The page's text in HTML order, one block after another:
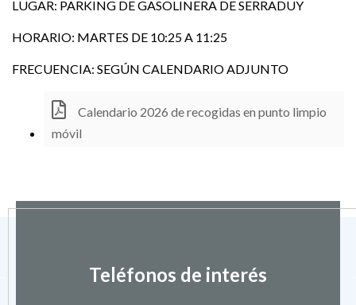
LUGAR: PARKING DE GASOLINERA DE SERRADUY
HORARIO: MARTES DE 10:25 A 11:25
FRECUENCIA: SEGÚN CALENDARIO ADJUNTO
Calendario 2026 de recogidas en punto limpio
móvil
Teléfonos de interés